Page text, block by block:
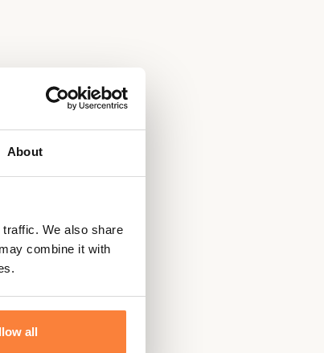
About
We also share
combine it with
all